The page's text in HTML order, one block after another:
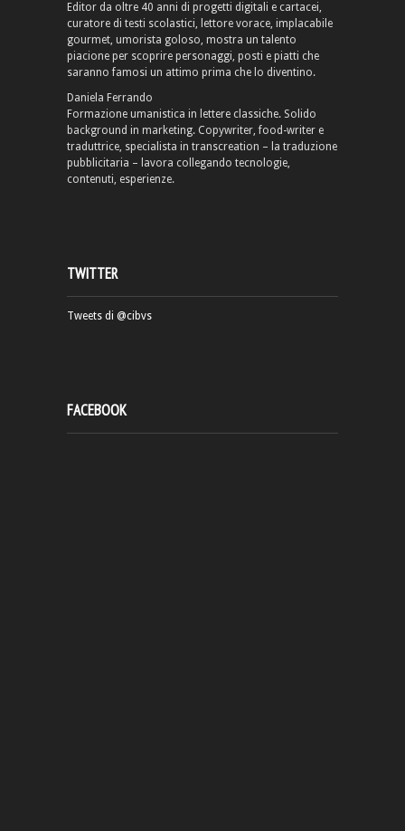
Editor da oltre 40 anni di progetti digitali e cartacei,
curatore di testi scolastici, lettore vorace, implacabile
gourmet, umorista goloso, mostra un talento
piacione per scoprire personaggi, posti e piatti che
saranno famosi un attimo prima che lo diventino.
Daniela Ferrando
Formazione umanistica in lettere classiche. Solido
background in marketing. Copywriter, food-writer e
traduttrice, specialista in transcreation – la traduzione
pubblicitaria – lavora collegando tecnologie,
contenuti, esperienze.
TWITTER
Tweets di @cibvs
FACEBOOK